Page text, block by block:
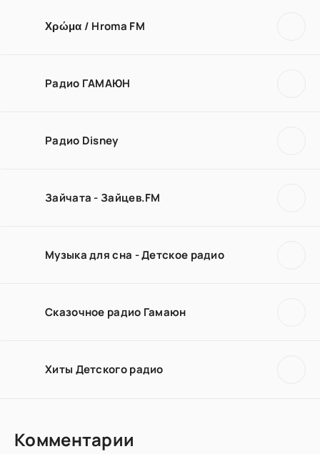
Χρώμα / Hroma FM
Радио ГАМАЮН
Радио Disney
Зайчата - Зайцев.FM
Музыка для сна - Детское радио
Сказочное радио Гамаюн
Хиты Детского радио
Комментарии